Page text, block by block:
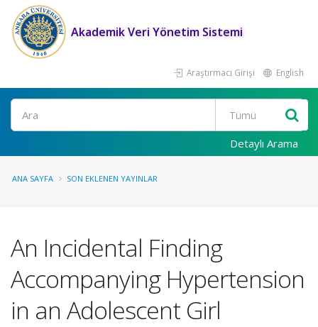
Akademik Veri Yönetim Sistemi
Araştırmacı Girişi English
Ara
Detaylı Arama
ANA SAYFA SON EKLENEN YAYINLAR
An Incidental Finding
Accompanying Hypertension
in an Adolescent Girl